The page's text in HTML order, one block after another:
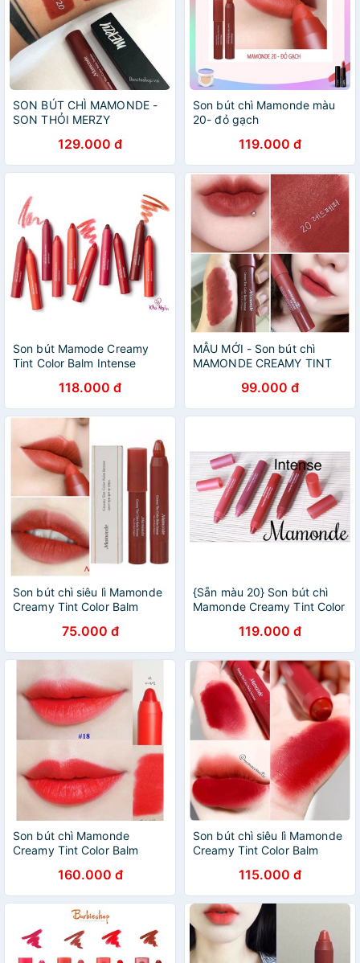
SON BÚT CHÌ MAMONDE -
SON THỎI MERZY
129.000 đ
Son bút chì Mamonde màu
20- đỏ gạch
119.000 đ
Son bút Mamode Creamy
Tint Color Balm Intense
118.000 đ
MẪU MỚI - Son bút chì
MAMONDE CREAMY TINT
99.000 đ
Son bút chì siêu lì Mamonde
Creamy Tint Color Balm
75.000 đ
{Sẵn màu 20} Son bút chì
Mamonde Creamy Tint Color
119.000 đ
Son bút chì Mamonde
Creamy Tint Color Balm
160.000 đ
Son bút chì siêu lì Mamonde
Creamy Tint Color Balm
115.000 đ